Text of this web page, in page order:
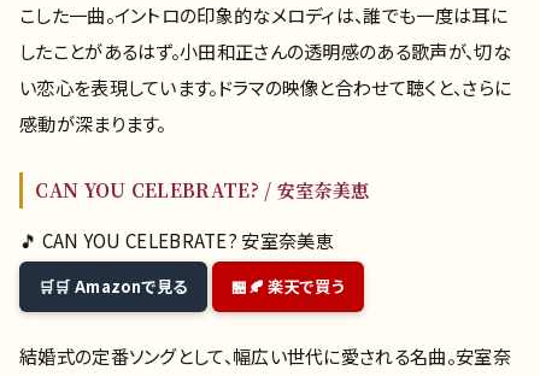
こした一曲。イントロの印象的なメロディは、誰でも一度は耳に
したことがあるはず。小田和正さんの透明感のある歌声が、切な
い恋心を表現しています。ドラマの映像と合わせて聴くと、さらに
感動が深まります。
CAN YOU CELEBRATE? / 安室奈美恵
🎵 CAN YOU CELEBRATE? 安室奈美恵
🛒 Amazonで見る 🍂 楽天で買う
結婚式の定番ソングとして、幅広い世代に愛される名曲。安室奈